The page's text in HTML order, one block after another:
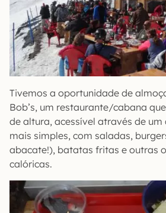
Tivemos a oportunidade de
Bob’s, um restaurante/cabana
de altura, acessível através de
mais simples, com saladas,
abacate!), batatas fritas e outras
calóricas.